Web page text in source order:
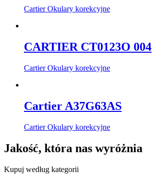
Cartier Okulary korekcyjne
CARTIER CT0123O 004
Cartier Okulary korekcyjne
Cartier A37G63AS
Cartier Okulary korekcyjne
Jakość, która nas wyróżnia
Kupuj według kategorii